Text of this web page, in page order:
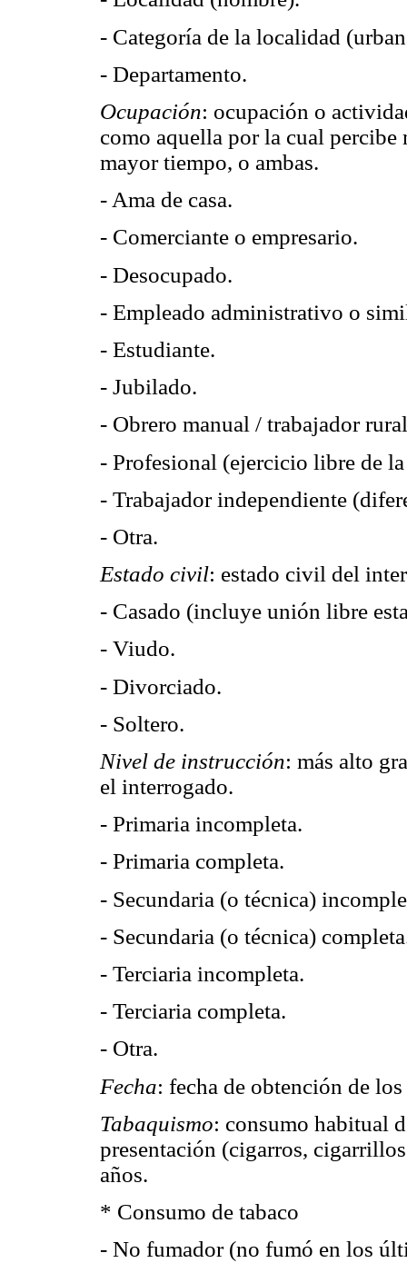
- Categoría de la localidad
- Departamento.
Ocupación: ocupación o
como aquella por la cual
mayor tiempo, o ambas.
- Ama de casa.
- Comerciante o empresario.
- Desocupado.
- Empleado administrativo o
- Estudiante.
- Jubilado.
- Obrero manual / trabajador
- Profesional (ejercicio libre de
- Trabajador independiente
- Otra.
Estado civil: estado civil del
- Casado (incluye unión libre
- Viudo.
- Divorciado.
- Soltero.
Nivel de instrucción: más alto
el interrogado.
- Primaria incompleta.
- Primaria completa.
- Secundaria (o técnica)
- Secundaria (o técnica)
- Terciaria incompleta.
- Terciaria completa.
- Otra.
Fecha: fecha de obtención de
Tabaquismo: consumo habitual
presentación (cigarros,
años.
* Consumo de tabaco
- No fumador (no fumó en los